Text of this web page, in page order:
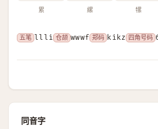
累 縲 㹎
五笔 llli 仓颉 wwwf 郑码 kikz 四角号码
同音字